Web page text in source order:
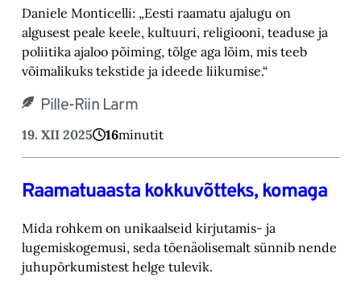
Daniele Monticelli: „Eesti raamatu ajalugu on
algusest peale keele, kultuuri, religiooni, teaduse ja
poliitika ajaloo põiming, tõlge aga lõim, mis teeb
võimalikuks tekstide ja ideede liikumise.“
Pille-Riin Larm
19. XII 2025 16minutit
Raamatuaasta kokkuvõtteks, komaga
Mida rohkem on unikaalseid kirjutamis- ja
lugemiskogemusi, seda tõenäolisemalt sünnib nende
juhupõrkumistest helge tulevik.